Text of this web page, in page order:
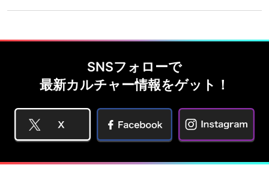
SNSフォローで
最新カルチャー情報をゲット！